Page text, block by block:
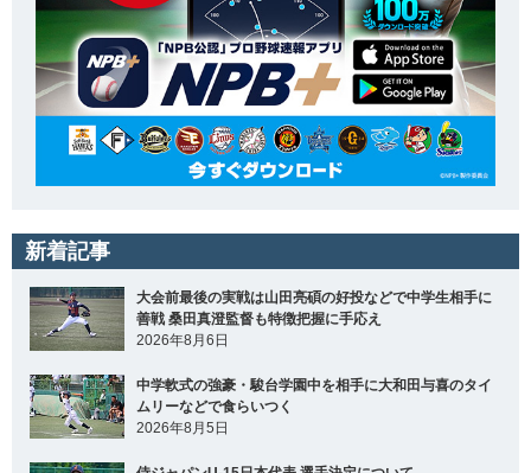
新着記事
大会前最後の実戦は山田亮碩の好投などで中学生相手に
善戦 桑田真澄監督も特徴把握に手応え
2026年8月6日
中学軟式の強豪・駿台学園中を相手に大和田与喜のタイ
ムリーなどで食らいつく
2026年8月5日